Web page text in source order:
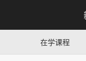
在学课程